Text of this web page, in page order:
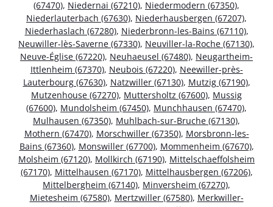
(67470), Niedernai (67210), Niedermodern (67350),
Niederlauterbach (67630), Niederhausbergen (67207),
Niederhaslach (67280), Niederbronn-les-Bains (67110),
Neuwiller-lès-Saverne (67330), Neuviller-la-Roche (67130),
Neuve-Église (67220), Neuhaeusel (67480), Neugartheim-
Ittlenheim (67370), Neubois (67220), Neewiller-près-
Lauterbourg (67630), Natzwiller (67130), Mutzig (67190),
Mutzenhouse (67270), Muttersholtz (67600), Mussig
(67600), Mundolsheim (67450), Munchhausen (67470),
Mulhausen (67350), Muhlbach-sur-Bruche (67130),
Mothern (67470), Morschwiller (67350), Morsbronn-les-
Bains (67360), Monswiller (67700), Mommenheim (67670),
Molsheim (67120), Mollkirch (67190), Mittelschaeffolsheim
(67170), Mittelhausen (67170), Mittelhausbergen (67206),
Mittelbergheim (67140), Minversheim (67270),
Mietesheim (67580), Mertzwiller (67580), Merkwiller-